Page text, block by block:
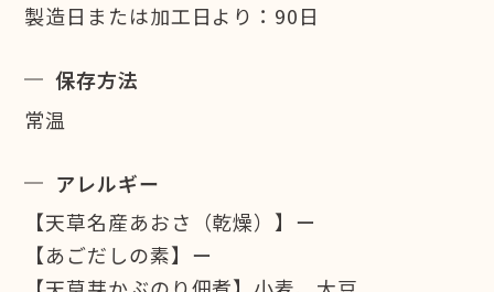
製造日または加工日より：90日
保存方法
常温
アレルギー
【天草名産あおさ（乾燥）】ー
【あごだしの素】ー